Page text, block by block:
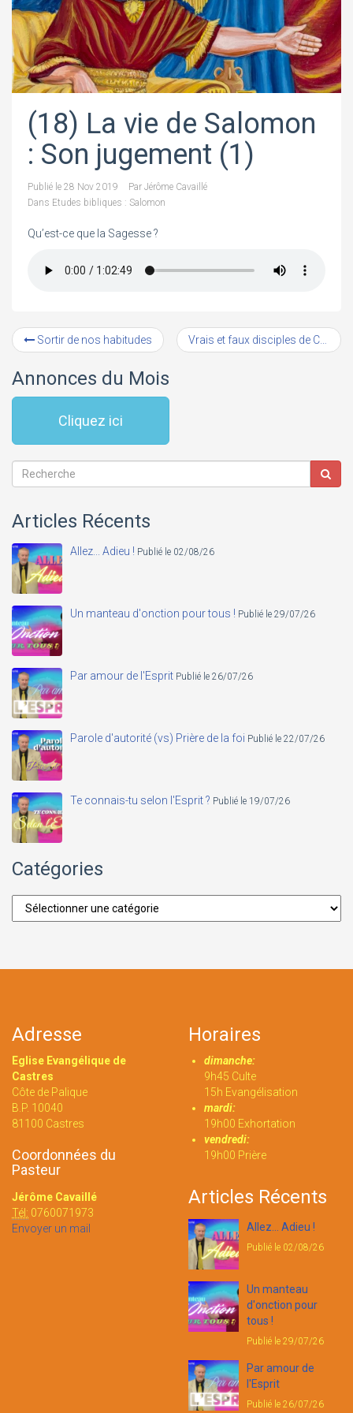
(18) La vie de Salomon
: Son jugement (1)
Publié le 28 Nov 2019 Par Jérôme Cavaillé
Dans Etudes bibliques : Salomon
Qu’est-ce que la Sagesse ?
Sortir de nos habitudes Vrais et faux disciples de Christ
Annonces du Mois
Cliquez ici
Articles Récents
Allez... Adieu ! Publié le 02/08/26
Un manteau d'onction pour tous ! Publié le 29/07/26
Par amour de l'Esprit Publié le 26/07/26
Parole d'autorité (vs) Prière de la foi Publié le 22/07/26
Te connais-tu selon l'Esprit ? Publié le 19/07/26
Catégories
Catégories
Adresse
Eglise Evangélique de
Castres
Côte de Palique
B.P. 10040
81100 Castres
Coordonnées du
Pasteur
Jérôme Cavaillé
Tél: 0760071973
Envoyer un mail
Horaires
dimanche:
9h45 Culte
15h Evangélisation
mardi:
19h00 Exhortation
vendredi:
19h00 Prière
Articles Récents
Allez... Adieu !
Publié le 02/08/26
Un manteau
d'onction pour
tous !
Publié le 29/07/26
Par amour de
l'Esprit
Publié le 26/07/26